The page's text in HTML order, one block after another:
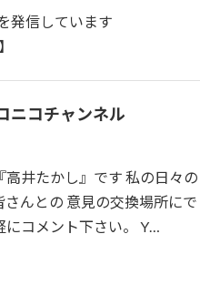
発信しています
ニコチャンネル
井たかし』です 私の日々の
んとの 意見の交換場所にで
コメント下さい。 Y…